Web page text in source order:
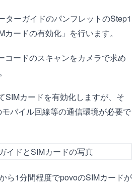
ターガイドのパンフレットのStep1
ードの有効化」を行います。
コードのスキャンをカメラで求め
SIMカードを有効化しますが、そ
バイル回線等の通信環境が必要で
ら1分間程度でpovoのSIMカードが